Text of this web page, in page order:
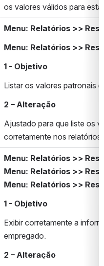
os valores válidos para
Menu: Relatórios >>
Menu: Relatórios >>
1 - Objetivo
Listar os valores patronais
2 – Alteração
Ajustado para que liste os
corretamente nos
Menu: Relatórios >>
Menu: Relatórios >>
Menu: Relatórios >>
1 - Objetivo
Exibir corretamente a
empregado.
2 – Alteração